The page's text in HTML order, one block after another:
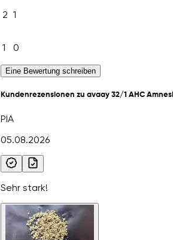
2 1
1 0
Eine Bewertung schreiben
Kundenrezensionen zu avaay 32/1 AHC
PIA
05.08.2026
Sehr stark!